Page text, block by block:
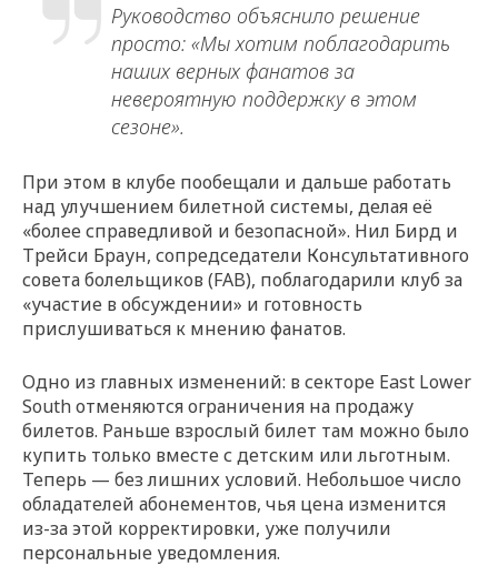
Руководство объяснило решение
просто: «Мы хотим поблагодарить
наших верных фанатов за
невероятную поддержку в этом
сезоне».
При этом в клубе пообещали и дальше работать
над улучшением билетной системы, делая её
«более справедливой и безопасной». Нил Бирд и
Трейси Браун, сопредседатели Консультативного
совета болельщиков (FAB), поблагодарили клуб за
«участие в обсуждении» и готовность
прислушиваться к мнению фанатов.
Одно из главных изменений: в секторе East Lower
South отменяются ограничения на продажу
билетов. Раньше взрослый билет там можно было
купить только вместе с детским или льготным.
Теперь — без лишних условий. Небольшое число
обладателей абонементов, чья цена изменится
из-за этой корректировки, уже получили
персональные уведомления.